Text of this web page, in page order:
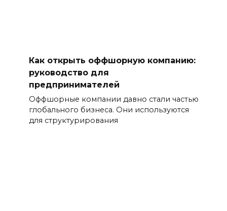
Как открыть оффшорную компанию:
руководство для
предпринимателей
Оффшорные компании давно стали частью
глобального бизнеса. Они используются
для структурирования